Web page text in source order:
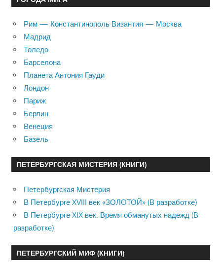
Рим — Константинополь Византия — Москва
Мадрид
Толедо
Барселона
Планета Антония Гауди
Лондон
Париж
Берлин
Венеция
Базель
ПЕТЕРБУРГСКАЯ МИСТЕРИЯ (КНИГИ)
Петербургская Мистерия
В Петербурге XVIII век «ЗОЛОТОЙ» (В разработке)
В Петербурге XIX век. Время обманутых надежд (В
разработке)
ПЕТЕРБУРГСКИЙ МИФ (КНИГИ)